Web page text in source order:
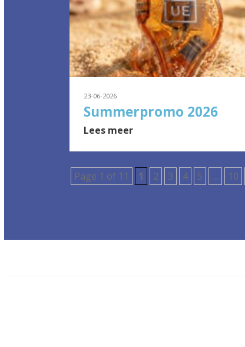
23-06-2026
Summerpromo 2026
Lees meer
Page 1 of 11 1 2 3 4 5 … 10